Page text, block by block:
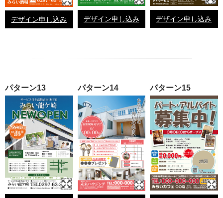
デザイン申し込み デザイン申し込み デザイン申し込み
パターン13 パターン14 パターン15